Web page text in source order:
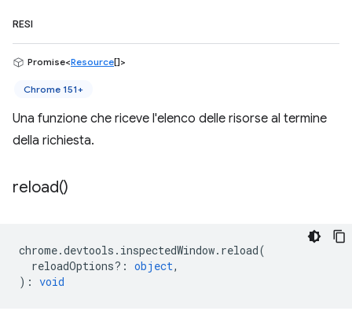
RESI
Promise<Resource[]>
Chrome 151+
Una funzione che riceve l'elenco delle risorse al termine
della richiesta.
reload()
chrome.devtools . inspectedWindow. reload(
reloadOptions? : object,
) : void